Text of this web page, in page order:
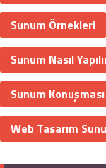
Sunum Örnekleri
Sunum Nasıl
Sunum Konuşması
Web Tasarım